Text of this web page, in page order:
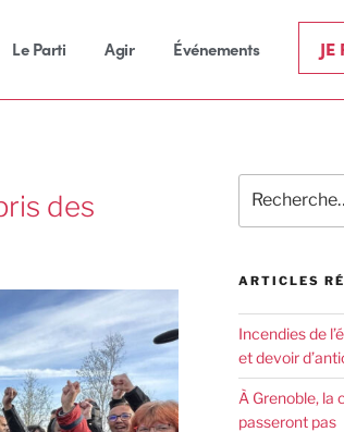
Le Parti Agir Événements JE
des
ARTICLES
Incendies de
et devoir
À Grenoble, la
passeront pas